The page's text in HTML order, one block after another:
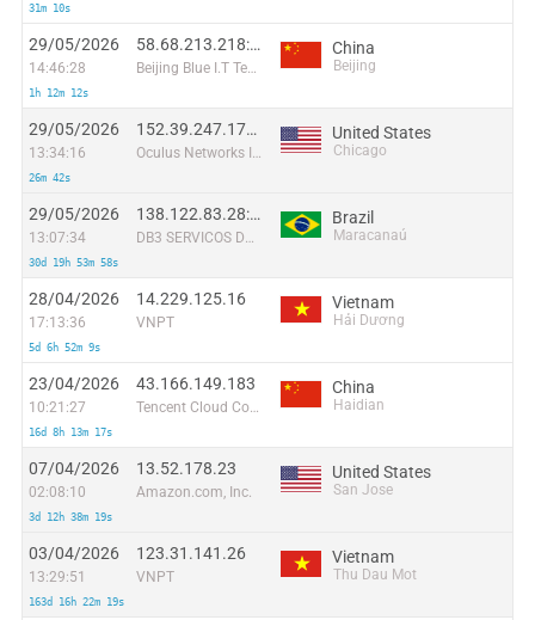
31m 10s
29/05/2026
14:46:28
1h 12m 12s
58.68.213.218:38921
Beijing Blue I.T Technologies Co
China
Beijing
29/05/2026
13:34:16
26m 42s
152.39.247.174:34465
Oculus Networks Inc
United States
Chicago
29/05/2026
13:07:34
30d 19h 53m 58s
138.122.83.28:45234
DB3 SERVICOS DE TELECOMUNICACOES S.A
Brazil
Maracanaú
28/04/2026
17:13:36
5d 6h 52m 9s
14.229.125.16
VNPT
Vietnam
Hải Dương
23/04/2026
10:21:27
16d 8h 13m 17s
43.166.149.183
Tencent Cloud Computing (Beijing) Co
China
Haidian
07/04/2026
02:08:10
3d 12h 38m 19s
13.52.178.23
Amazon.com, Inc.
United States
San Jose
03/04/2026
13:29:51
163d 16h 22m 19s
123.31.141.26
VNPT
Vietnam
Thu Dau Mot